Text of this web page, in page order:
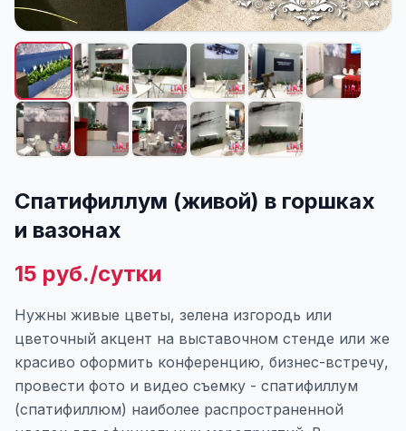
Спатифиллум (живой) в горшках
и вазонах
15 руб./сутки
Нужны живые цветы, зелена изгородь или
цветочный акцент на выставочном стенде или же
красиво оформить конференцию, бизнес-встречу,
провести фото и видео съемку - спатифиллум
(спатифиллюм) наиболее распространенной